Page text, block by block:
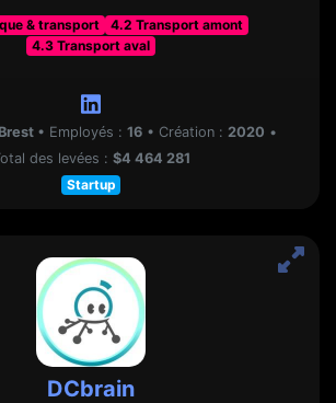
& transport
4.2 Transport amont
4.3 Transport aval
Brest • Employés : 16 • Création : 2020 •
des levées : $4 464 281
Startup
DCbrain